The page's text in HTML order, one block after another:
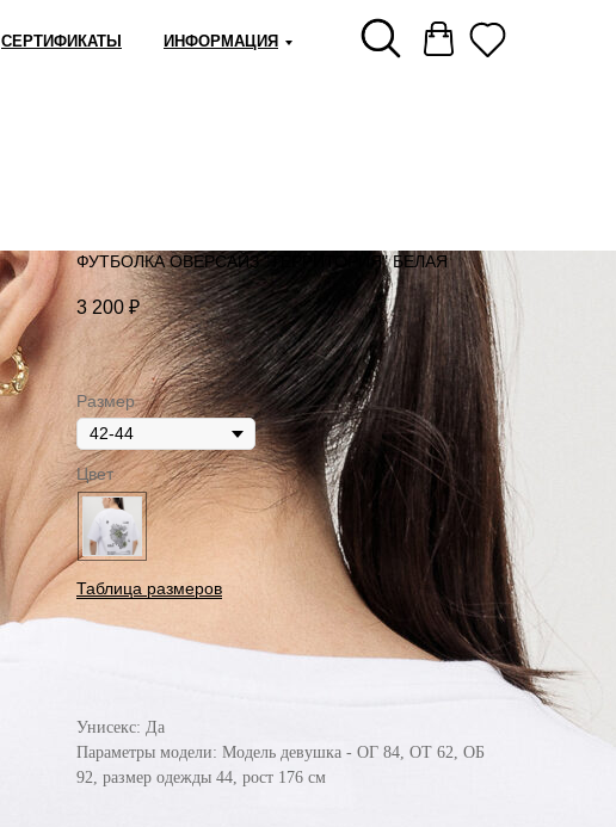
ИНФОРМАЦИЯ
СЕРТИФИКАТЫ
ФУТБОЛКА ОВЕРСАЙЗ "ТЕРРИТОРИЯ" БЕЛАЯ
3 200 ₽
Размер
Цвет
Таблица размеров
КОРЗИНУ
Унисекс: Да
Параметры модели: Модель девушка - ОГ 84, ОТ 62, ОБ
92, размер одежды 44, рост 176 см